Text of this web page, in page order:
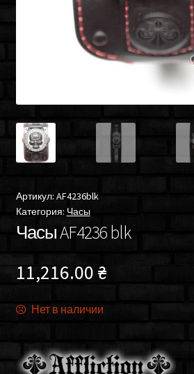
Артикул: AF4236blk
Категория: Часы
Часы AF4236 blk
11,216.00 ₴
Нет в наличии